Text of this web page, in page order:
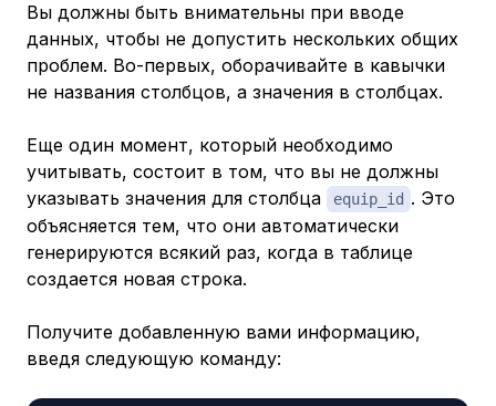
Вы должны быть внимательны при вводе
данных, чтобы не допустить нескольких общих
проблем. Во-первых, оборачивайте в кавычки
не названия столбцов, а значения в столбцах.
Еще один момент, который необходимо
учитывать, состоит в том, что вы не должны
указывать значения для столбца
equip_id . Это
объясняется тем, что они автоматически
генерируются всякий раз, когда в таблице
создается новая строка.
Получите добавленную вами информацию,
введя следующую команду: